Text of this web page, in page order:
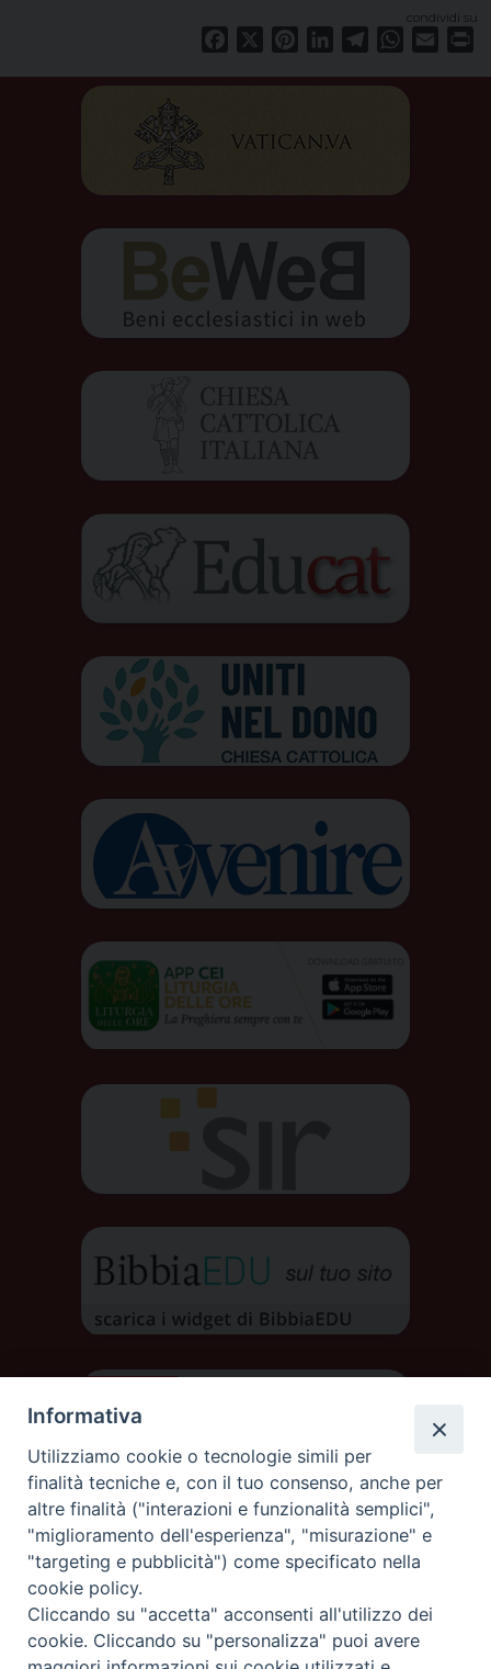
condividi su
Facebook PinterestLinkedInTelegramWhatsApp
Email
DIOCESI DI AOSTA
DIOCÈSE D'AOSTE
Informativa
Utilizziamo cookie o tecnologie simili per
finalità tecniche e, con il tuo consenso, anche per
altre finalità ("interazioni e funzionalità semplici",
"miglioramento dell'esperienza", "misurazione" e
"targeting e pubblicità") come specificato nella
cookie policy.
Cliccando su "accetta" acconsenti all'utilizzo dei
cookie. Cliccando su "personalizza" puoi avere